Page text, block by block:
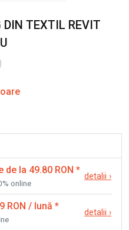
DIN TEXTIL REVIT
de la 49.80 RON *
online
detalii ›
RON / lună *
detalii ›